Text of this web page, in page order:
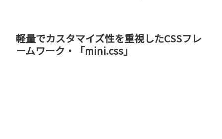
軽量でカスタマイズ性を重視したCSSフレ
ームワーク・「mini.css」